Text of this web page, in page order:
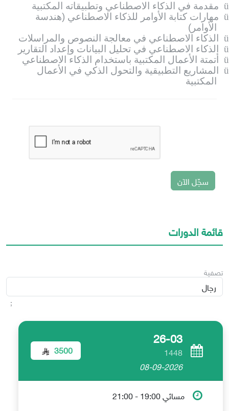
ü مقدمة في الذكاء الاصطناعي وتطبيقاته المكتبية
ü مهارات كتابة الأوامر للذكاء الاصطناعي (هندسة
الأوامر)
ü
الذكاء الاصطناعي في معالجة النصوص والمراسلات
ü
الذكاء الاصطناعي في تحليل البيانات وإعداد التقارير
ü
أتمتة الأعمال المكتبية باستخدام الذكاء الاصطناعي
ü
المشاريع التطبيقية والتحول الذكي في الأعمال
المكتبية
سجّل الآن
قائمة الدورات
تصفية
26-03
1448
08-09-2026
3500
مسائي 19:00 - 21:00
;